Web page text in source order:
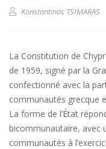
Konstantinos TSIMARAS
La Constitution de
de 1959, signé par la
confectionné avec la
communautés grecque
La forme de l’État
bicommunautaire, avec
communautés à